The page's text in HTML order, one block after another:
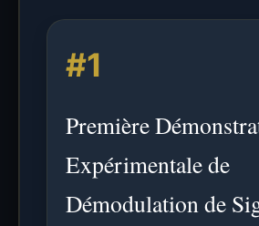
#1
Première
Expérimentale de
Démodulation de